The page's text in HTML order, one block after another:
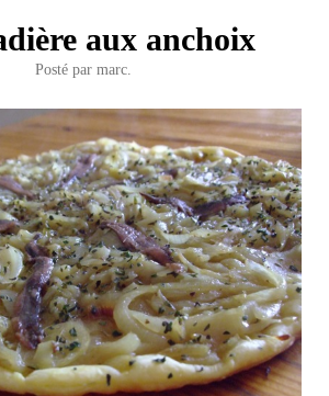
aux anchoix
Posté par marc.